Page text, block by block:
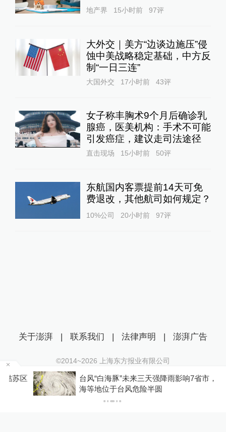
地产界 15小时前 97评
大外交｜美方“边谈边施压”侵
蚀中美战略稳定基础，中方反
制“一日三连”
大国外交 17小时前 43评
女子称丰胸术9个月后确诊乳
腺癌，医美机构：手术不可能
引发癌症，建议走司法途径
直击现场 15小时前 50评
东航国内客票提前14天可免
费退改，其他航司如何规定？
10%公司 20小时前 97评
台风“白海豚”未来三天强降雨影响7省市，浙江上
海等地位于台风危险半圆
关于澎湃 | 联系我们 | 法律声明 | 澎湃广告
©2014~2026 上海东方报业有限公司
沪ICP证：沪B2-20170116 | 沪ICP备14003370号
互联网新闻信息服务许可证：31120170006
沪公网安备 31010602000299号